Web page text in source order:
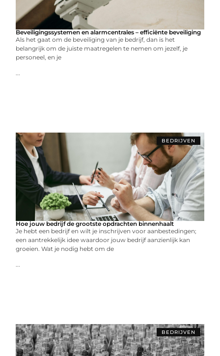
Beveiligingssystemen en alarmcentrales – efficiënte beveiliging
Als het gaat om de beveiliging van je bedrijf, dan is het
belangrijk om de juiste maatregelen te nemen om jezelf, je
personeel, en je
...
BEDRIJVEN
Hoe jouw bedrijf de grootste opdrachten binnenhaalt
Je hebt een bedrijf en wilt je inschrijven voor aanbestedingen;
een aantrekkelijk idee waardoor jouw bedrijf aanzienlijk kan
groeien. Wat je nodig hebt om de
...
BEDRIJVEN